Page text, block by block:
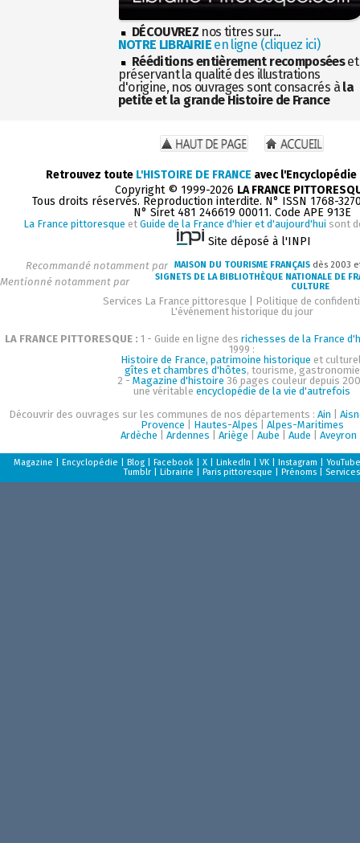
DÉCOUVREZ nos titres sur...
NOTRE LIBRAIRIEen ligne (cliquez ici)
Rééditions entièrement recomposéeset
préservant la qualité des illustrations
d'origine, nos ouvrages sont consacrés à la
petite et la grande Histoire de France
Retrouvez toute L'HISTOIRE DE FRANCE avec
Copyright © 1999-2026 LA FRANCE
Tous droits réservés. Reproduction interdite. N° ISSN 1768-
N° Siret 481 246619 00011. Code APE 913E
La France pittoresque et Guide de la France d'hier et d'aujourd'hui sont
Site déposé à l'INPI
Recommandé notamment par MAISON DU TOURISME FRANÇAIS dès 2003
Mentionné notamment par
SIGNETS DE LA BIBLIOTHÈQUE NATIONALE DE
CULTURE
Services La France pittoresque
Politique de
L'événement historique du jour
LA FRANCE PITTORESQUE : 1 - Guide en ligne des richesses de la France
1999 :
Histoire de France, patrimoine historique et
gîtes et chambres d'hôtes, tourisme, gastronomie
2 - Magazine d'histoire 36 pages couleur depuis
une véritable encyclopédie de la vie d'autrefois
Découvrir des ouvrages sur les communes de nos départements : Ain
Provence
Hautes-Alpes
Alpes-Maritimes
Ardèche
Ardennes Ariège Aube Aude Aveyron
Magazine Encyclopédie Blog Facebook X LinkedIn VK Instagram
YouTube
Tumblr
Librairie Paris pittoresque Prénoms Services